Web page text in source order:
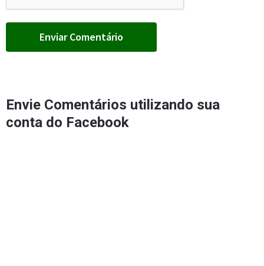
Envie Comentários utilizando sua
conta do Facebook